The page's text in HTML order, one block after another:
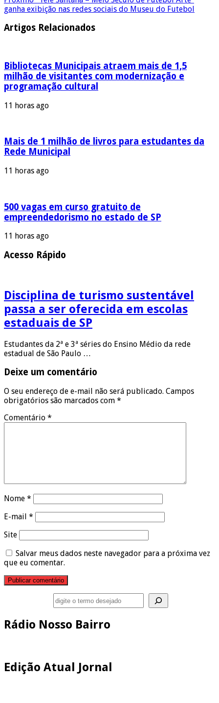
ganha exibição nas redes sociais do Museu do Futebol
Artigos Relacionados
Bibliotecas Municipais atraem mais de 1,5
milhão de visitantes com modernização e
programação cultural
11 horas ago
Mais de 1 milhão de livros para estudantes da
Rede Municipal
11 horas ago
500 vagas em curso gratuito de
empreendedorismo no estado de SP
11 horas ago
Acesso Rápido
Disciplina de turismo sustentável
passa a ser oferecida em escolas
estaduais de SP
Estudantes da 2ª e 3ª séries do Ensino Médio da rede
estadual de São Paulo …
Deixe um comentário
O seu endereço de e-mail não será publicado. Campos
obrigatórios são marcados com *
Comentário *
Nome *
E-mail *
Site
Salvar meus dados neste navegador para a próxima vez
que eu comentar.
Rádio Nosso Bairro
Edição Atual Jornal